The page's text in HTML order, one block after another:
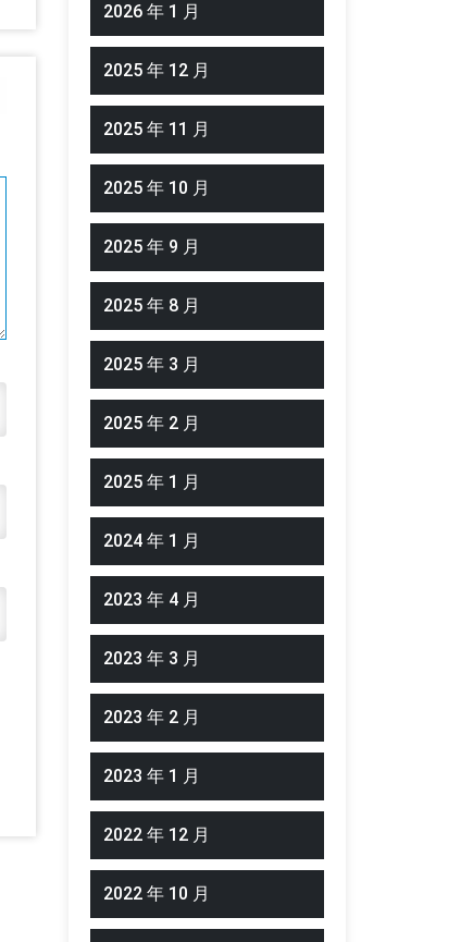
2026 年 1 月
2025 年 12 月
2025 年 11 月
2025 年 10 月
2025 年 9 月
2025 年 8 月
2025 年 3 月
2025 年 2 月
2025 年 1 月
2024 年 1 月
2023 年 4 月
2023 年 3 月
2023 年 2 月
2023 年 1 月
2022 年 12 月
2022 年 10 月